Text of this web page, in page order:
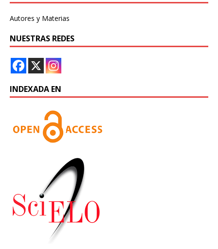
Autores y Materias
NUESTRAS REDES
INDEXADA EN